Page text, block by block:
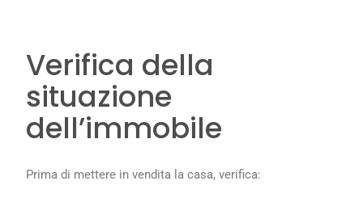
Verifica della
situazione
dell’immobile
Prima di mettere in vendita la casa, verifica: